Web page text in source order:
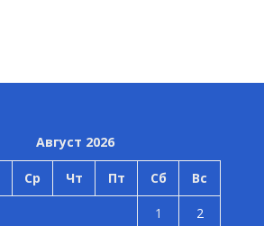
Август 2026
Ср Чт Пт Сб Вс
1 2